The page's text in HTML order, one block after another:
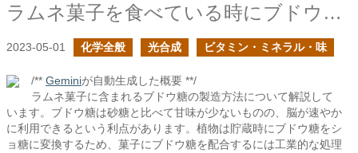
ラムネ菓子を食べている時にブドウ糖の製造方法が気になった
2023-05-01 化学全般 光合成 ビタミン・ミネラル・味
/** Geminiが自動生成した概要 **/
ラムネ菓子に含まれるブドウ糖の製造方法について解説して
います。ブドウ糖は砂糖と比べて甘味が少ないものの、脳が速やか
に利用できるという利点があります。植物は貯蔵時にブドウ糖をシ
ョ糖に変換するため、菓子にブドウ糖を配合するには工業的な処理